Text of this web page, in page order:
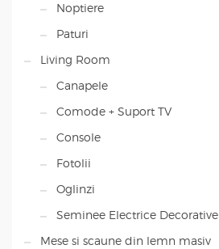
Noptiere
Paturi
Living Room
Canapele
Comode + Suport TV
Console
Fotolii
Oglinzi
Seminee Electrice Decorative
Mese si scaune din lemn masiv